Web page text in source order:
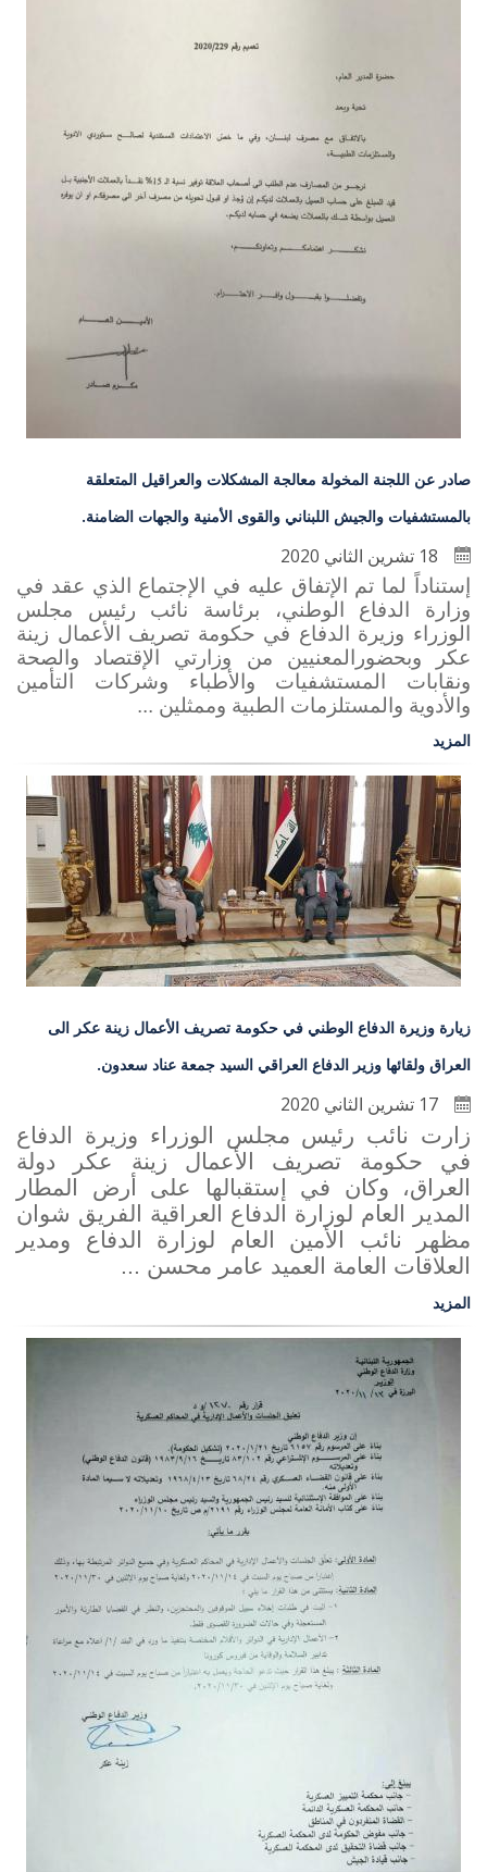
صادر عن اللجنة المخولة معالجة المشكلات والعراقيل المتعلقة
بالمستشفيات والجيش اللبناني والقوى الأمنية والجهات الضامنة.
إستناداً لما تم الإتفاق عليه في الإجتماع الذي عقد في
وزارة الدفاع الوطني، برئاسة نائب رئيس مجلس
الوزراء وزيرة الدفاع في حكومة تصريف الأعمال زينة
عكر وبحضورالمعنيين من وزارتي الإقتصاد والصحة
ونقابات المستشفيات والأطباء وشركات التأمين
والأدوية والمستلزمات الطبية وممثلين ...
المزيد
زيارة وزيرة الدفاع الوطني في حكومة تصريف الأعمال زينة عكر الى
العراق ولقائها وزير الدفاع العراقي السيد جمعة عناد سعدون.
زارت نائب رئيس مجلس الوزراء وزيرة الدفاع
في حكومة تصريف الأعمال زينة عكر دولة
العراق، وكان في إستقبالها على أرض المطار
المدير العام لوزارة الدفاع العراقية الفريق شوان
مظهر نائب الأمين العام لوزارة الدفاع ومدير
العلاقات العامة العميد عامر محسن ...
المزيد